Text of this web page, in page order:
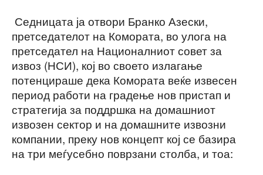
Седницата ја отвори Бранко Азески,
претседателот на Комората, во улога на
претседател на Националниот совет за
извоз (НСИ), кој во своето излагање
потенцираше дека Комората веќе извесен
период работи на градење нов пристап и
стратегија за поддршка на домашниот
извозен сектор и на домашните извозни
компании, преку нов концепт кој се базира
на три меѓусебно поврзани столба, и тоа: